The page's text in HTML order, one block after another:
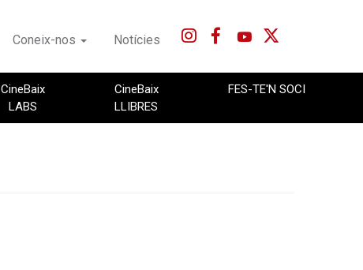
Coneix-nos Notícies
CineBaix
LABS
CineBaix
LLIBRES
FES-TE'N SOCI